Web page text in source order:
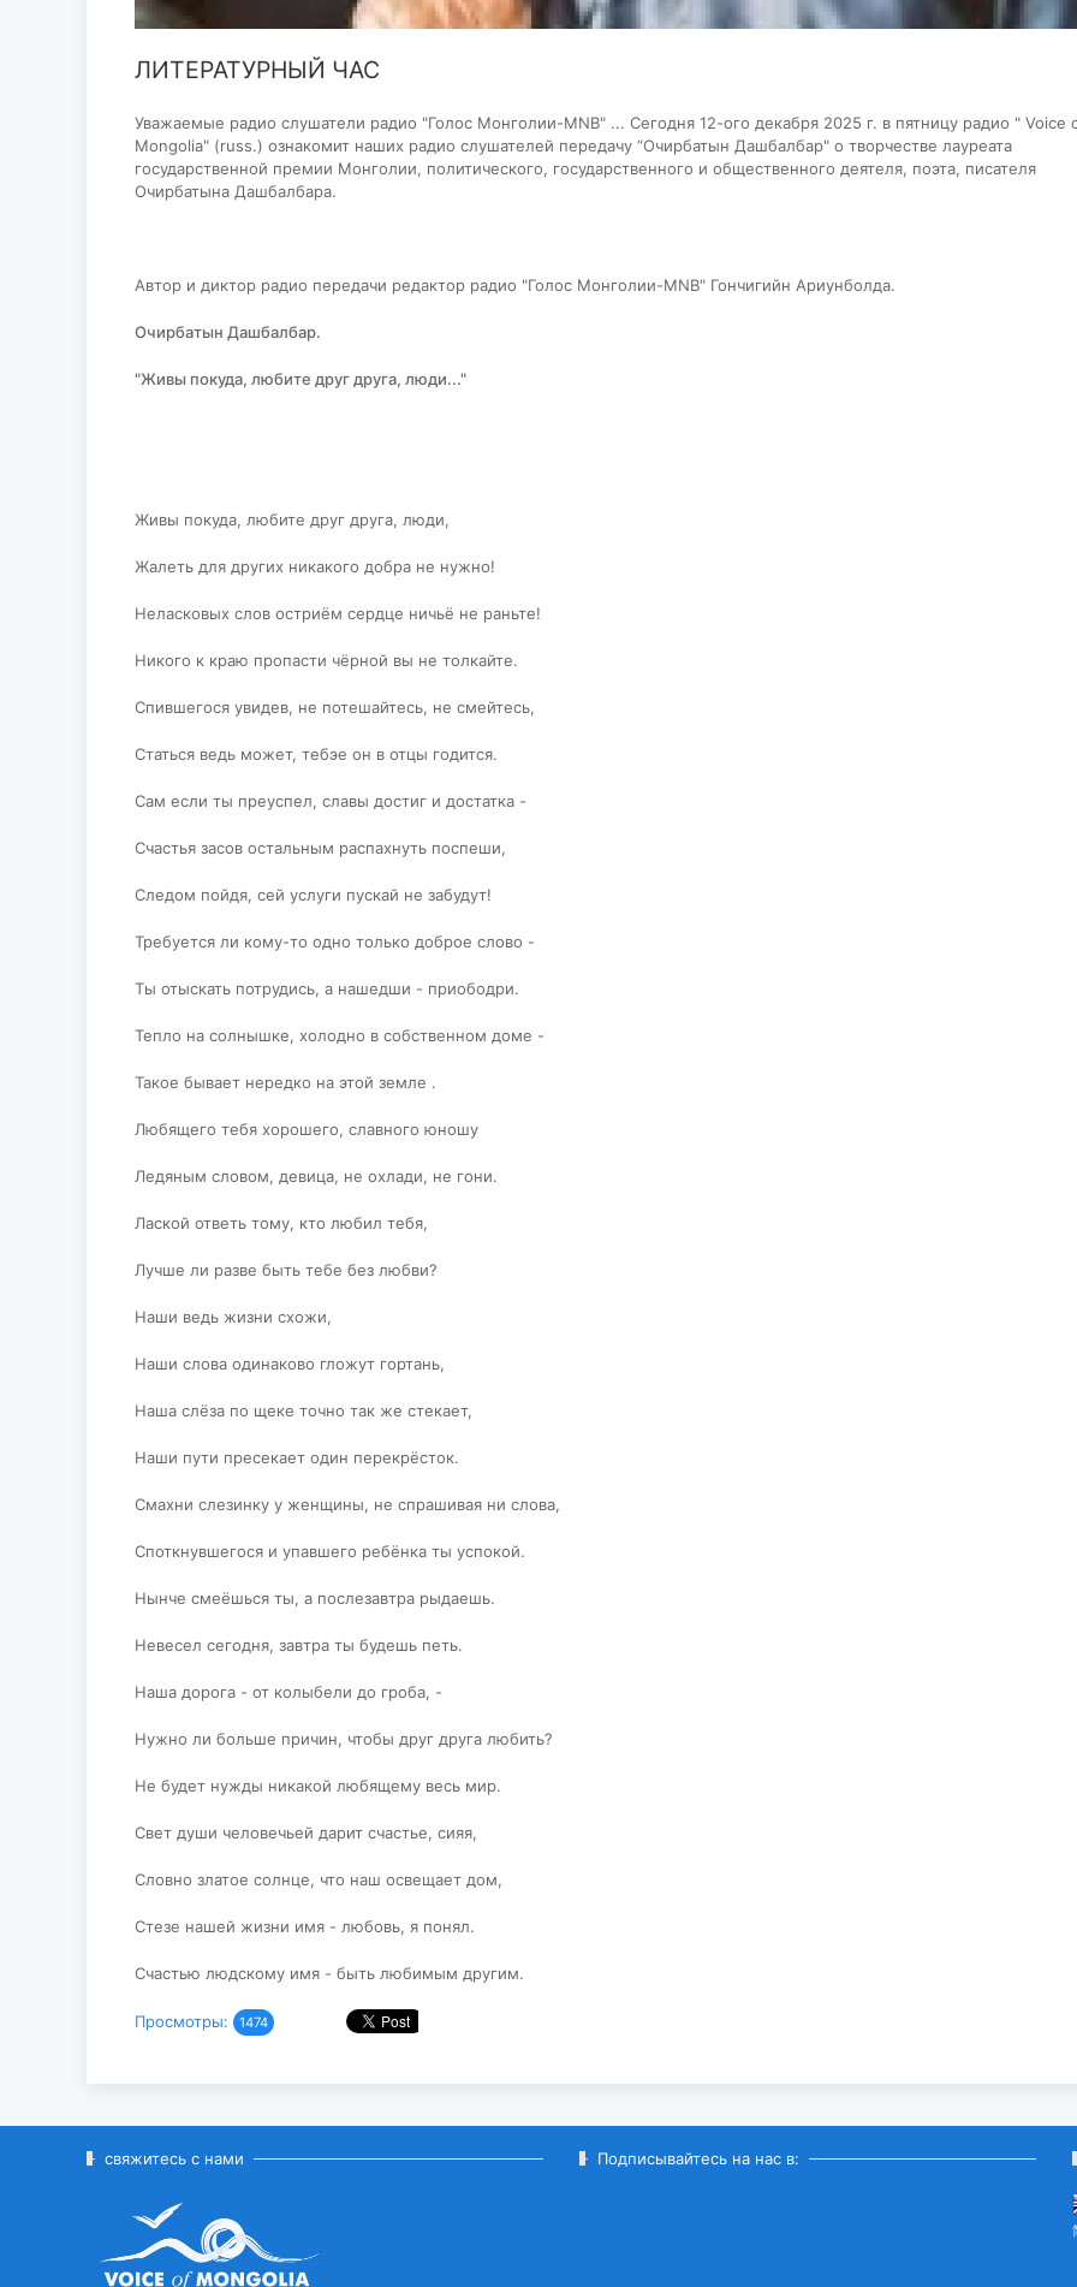
ЛИТЕРАТУРНЫЙ ЧАС
Уважаемые радио слушатели радио "Голос Монголии-MNB" ... Сегодня 12-ого декабря 2025 г. в пятницу радио " Voice
Mongolia" (russ.) ознакомит наших радио слушателей передачу “Очирбатын Дашбалбар" о творчестве лауреата
государственной премии Монголии, политического, государственного и общественного деятеля, поэта, писателя
Очирбатына Дашбалбара.
Автор и диктор радио передачи редактор радио "Голос Монголии-MNB" Гончигийн Ариунболда.
Очирбатын Дашбалбар.
"Живы покуда, любите друг друга, люди..."
Живы покуда, любите друг друга, люди,
Жалеть для других никакого добра не нужно!
Неласковых слов остриём сердце ничьё не раньте!
Никого к краю пропасти чёрной вы не толкайте.
Спившегося увидев, не потешайтесь, не смейтесь,
Статься ведь может, тебэе он в отцы годится.
Сам если ты преуспел, славы достиг и достатка -
Счастья засов остальным распахнуть поспеши,
Следом пойдя, сей услуги пускай не забудут!
Требуется ли кому-то одно только доброе слово -
Ты отыскать потрудись, а нашедши - приободри.
Тепло на солнышке, холодно в собственном доме -
Такое бывает нередко на этой земле .
Любящего тебя хорошего, славного юношу
Ледяным словом, девица, не охлади, не гони.
Лаской ответь тому, кто любил тебя,
Лучше ли разве быть тебе без любви?
Наши ведь жизни схожи,
Наши слова одинаково гложут гортань,
Наша слёза по щеке точно так же стекает,
Наши пути пресекает один перекрёсток.
Смахни слезинку у женщины, не спрашивая ни слова,
Споткнувшегося и упавшего ребёнка ты успокой.
Нынче смеёшься ты, а послезавтра рыдаешь.
Невесел сегодня, завтра ты будешь петь.
Наша дорога - от колыбели до гроба, -
Нужно ли больше причин, чтобы друг друга любить?
Не будет нужды никакой любящему весь мир.
Свет души человечьей дарит счастье, сияя,
Словно златое солнце, что наш освещает дом,
Стезе нашей жизни имя - любовь, я понял.
Счастью людскому имя - быть любимым другим.
Просмотры: 1474
свяжитесь с нами Подписывайтесь на нас в: